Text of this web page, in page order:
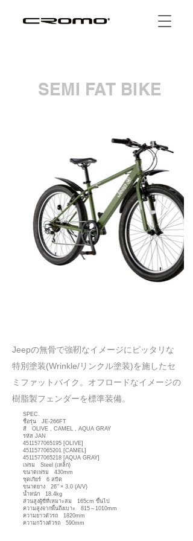
SEMI FAT BIKE
​Jeepの無骨で強靭なイメージにピッタリな
特別塗装(Wrinkle/リンクル塗装)を施したセ
ミファットバイク。オフロードなイメージの
樹脂製フェンダーを標準装備。
SPEC.
ชื่อรุ่น JE-266FT
สี OLIVE , CAMEL , AQUA GRAY
รหัส JAN
4511577065195 [OLIVE]
4511577065201 [CAMEL]
4511577065218 [AQUA GRAY]
เฟรม Steel (เหล็ก)
ขนาดเฟรม 430mm
ชุดเกียร์ 6 สปีด
ขนาดยาง 26" × 3.0 (A/V)
น้ำหนัก 18.4kg
ส่วนสูงผู้ขี่ที่เหมาะสม 165cm ขึ้นไป
ความสูงจากพื้นถึงเบาะ 815～1010mm
ความยาวตัวรถ 1820mm
ความกว้างตัวรถ 590mm